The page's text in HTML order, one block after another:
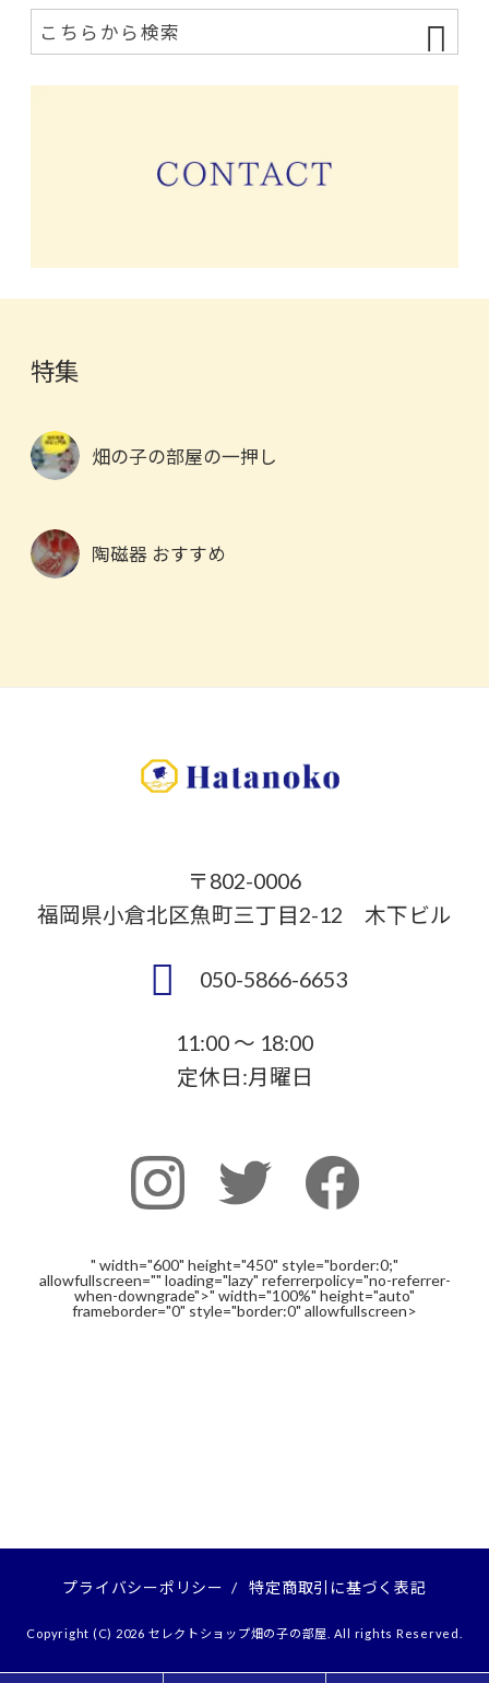
特集
畑の子の部屋の一押し
陶磁器 おすすめ
〒802-0006
福岡県小倉北区魚町三丁目2-12 木下ビル
050-5866-6653
11:00 ～ 18:00
定休日:月曜日
" width="600" height="450" style="border:0;"
allowfullscreen="" loading="lazy" referrerpolicy="no-referrer-
when-downgrade">" width="100%" height="auto"
frameborder="0" style="border:0" allowfullscreen>
プライバシーポリシー / 特定商取引に基づく表記
Copyright (C) 2026 セレクトショップ畑の子の部屋. All rights Reserved.